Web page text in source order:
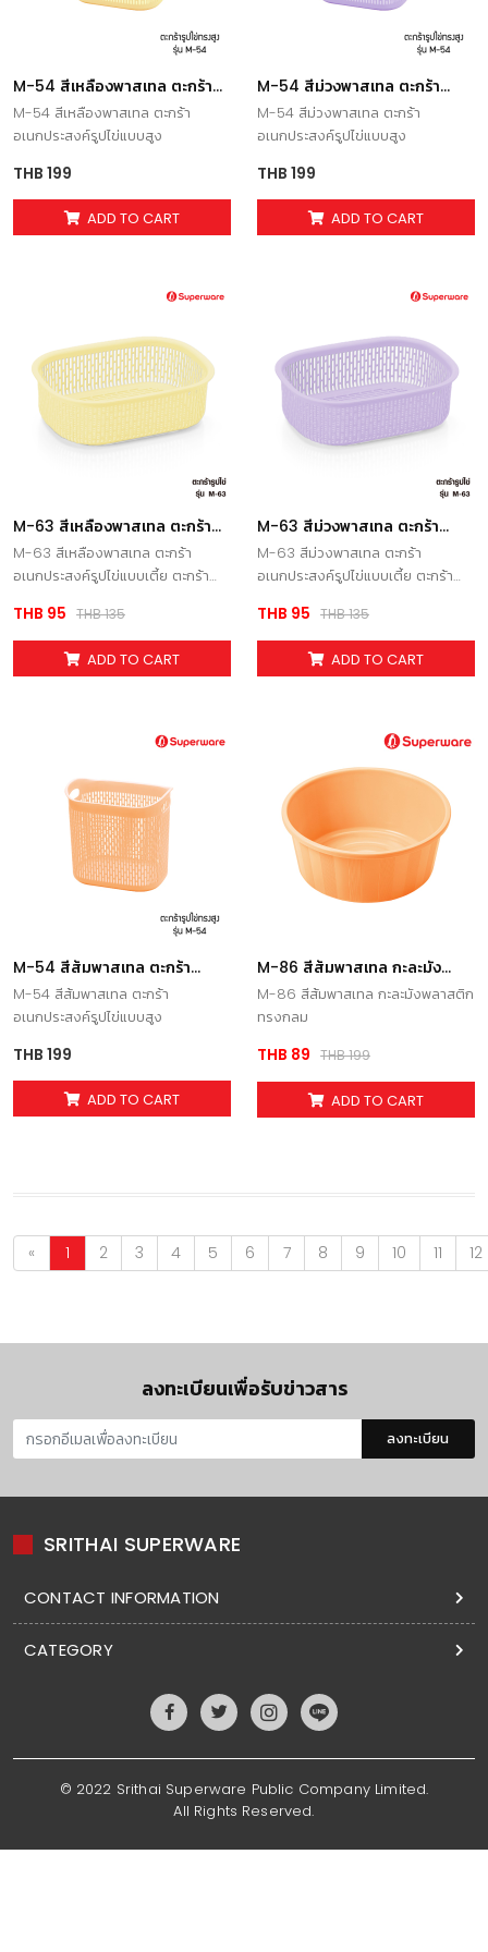
M-54 สีเหลืองพาสเทล ตะกร้า
อเนกประสงค์รูปไข่แบบสูง
M-54 สีเหลืองพาสเทล ตะกร้า
อเนกประสงค์รูปไข่แบบสูง
THB 199
ADD TO CART
M-54 สีม่วงพาสเทล ตะกร้า
อเนกประสงค์รูปไข่แบบสูง
M-54 สีม่วงพาสเทล ตะกร้า
อเนกประสงค์รูปไข่แบบสูง
THB 199
ADD TO CART
M-63 สีเหลืองพาสเทล ตะกร้า
อเนกประสงค์รูปไข่แบบเตี้ย ตะกร้า
พลาสติกทรงรี
M-63 สีเหลืองพาสเทล ตะกร้า
อเนกประสงค์รูปไข่แบบเตี้ย ตะกร้า
THB 95 THB 135
ADD TO CART
M-63 สีม่วงพาสเทล ตะกร้า
อเนกประสงค์รูปไข่แบบเตี้ย ตะกร้า
พลาสติกทรงรี
M-63 สีม่วงพาสเทล ตะกร้า
อเนกประสงค์รูปไข่แบบเตี้ย ตะกร้า
THB 95 THB 135
ADD TO CART
M-54 สีส้มพาสเทล ตะกร้า
อเนกประสงค์รูปไข่แบบสูง
M-54 สีส้มพาสเทล ตะกร้า
อเนกประสงค์รูปไข่แบบสูง
THB 199
ADD TO CART
M-86 สีส้มพาสเทล กะละมัง
พลาสติกทรงกลม
M-86 สีส้มพาสเทล กะละมังพลาสติก
ทรงกลม
THB 89 THB 199
ADD TO CART
« 1 2 3 4 5 6 7 8 9 10 11 12
ลงทะเบียนเพื่อรับข่าวสาร
ลงทะเบียน
SRITHAI SUPERWARE
CONTACT INFORMATION
CATEGORY
© 2022 Srithai Superware Public Company Limited.
All Rights Reserved.